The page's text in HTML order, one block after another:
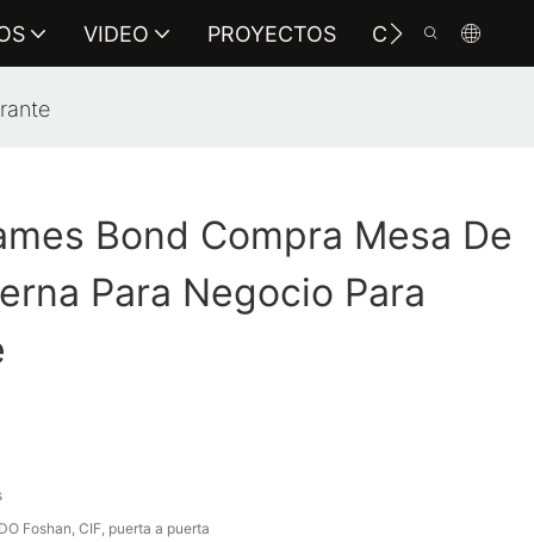
VIDEO PROYECTOS CONTÁCTENOS
Bond Compra Mesa De
Para Negocio Para
Foshan, CIF, puerta a puerta